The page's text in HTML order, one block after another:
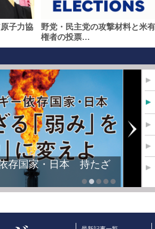
子力協
野党・民主党の攻撃材料と米有
権者の投票…
存国家・日本 持たざ